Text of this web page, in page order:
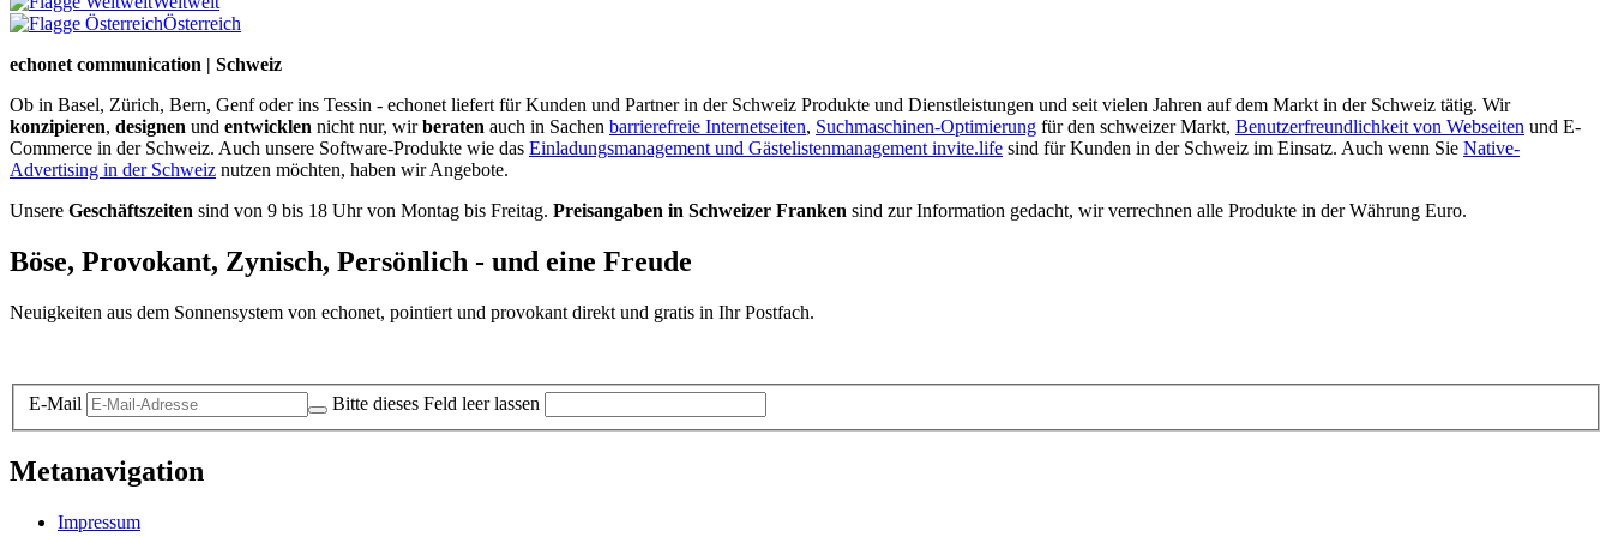
Österreich
echonet communication | Schweiz
Ob in Basel, Zürich, Bern, Genf oder ins Tessin - echonet liefert für Kunden und Partner in der Schweiz Produkte und Dienstleistungen und seit vielen Jahren auf dem Markt in der Schweiz tätig. Wir
konzipieren, designen und entwicklen nicht nur, wirberaten auch in Sachen barrierefreie Internetseiten, Suchmaschinen-Optimierung für den schweizer Markt, Benutzerfreundlichkeit von Webseiten und E-
Commerce in der Schweiz. Auch unsere Software-Produkte wie das Einladungsmanagement und Gästelistenmanagement invite.life sind für Kunden in der Schweiz im Einsatz. Auch wenn Sie Native-
Advertising in der Schweiz nutzen möchten, haben wir Angebote.
Unsere Geschäftszeiten sind von 9 bis 18 Uhr von Montag bis Freitag. Preisangaben in Schweizer Franken sind zur Information gedacht, wir verrechnen alle Produkte in der Währung Euro.
Böse, Provokant, Zynisch, Persönlich - und eine Freude
Neuigkeiten aus dem Sonnensystem von echonet, pointiert und provokant direkt und gratis in Ihr Postfach.
E-Mail Bitte dieses Feld leer lassen
Metanavigation
Impressum